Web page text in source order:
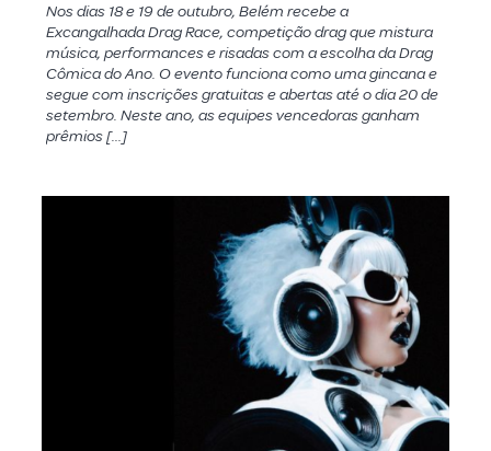
Nos dias 18 e 19 de outubro, Belém recebe a
Excangalhada Drag Race, competição drag que mistura
música, performances e risadas com a escolha da Drag
Cômica do Ano. O evento funciona como uma gincana e
segue com inscrições gratuitas e abertas até o dia 20 de
setembro. Neste ano, as equipes vencedoras ganham
prêmios […]